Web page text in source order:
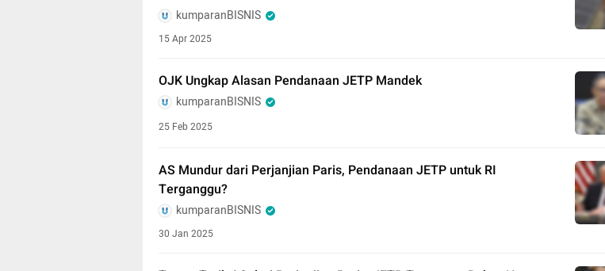
kumparanBISNIS
15 Apr 2025
OJK Ungkap Alasan Pendanaan JETP Mandek
kumparanBISNIS
25 Feb 2025
AS Mundur dari Perjanjian Paris, Pendanaan JETP untuk RI
Terganggu?
kumparanBISNIS
30 Jan 2025